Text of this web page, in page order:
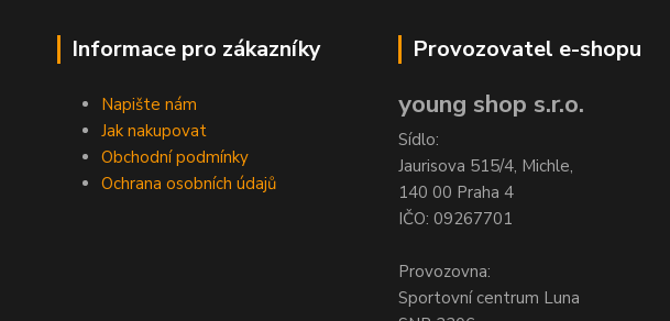
Informace pro zákazníky
Napište nám
Jak nakupovat
Obchodní podmínky
Ochrana osobních údajů
Provozovatel e-shopu
young shop s.r.o.
Sídlo:
Jaurisova 515/4, Michle,
140 00 Praha 4
IČO: 09267701
Provozovna:
Sportovní centrum Luna